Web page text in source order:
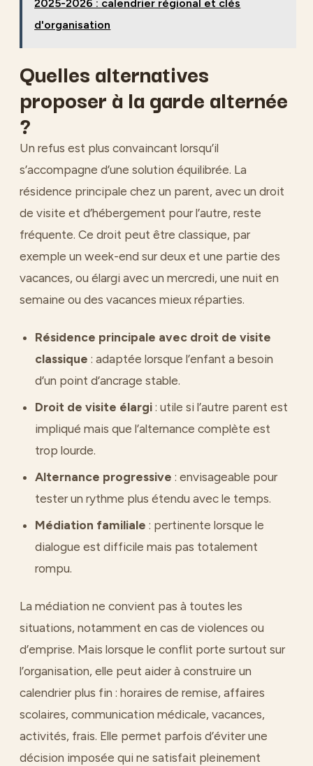
2025-2026 : calendrier régional et clés
d'organisation
Quelles alternatives
proposer à la garde alternée
?
Un refus est plus convaincant lorsqu’il
s’accompagne d’une solution équilibrée. La
résidence principale chez un parent, avec un droit
de visite et d’hébergement pour l’autre, reste
fréquente. Ce droit peut être classique, par
exemple un week-end sur deux et une partie des
vacances, ou élargi avec un mercredi, une nuit en
semaine ou des vacances mieux réparties.
Résidence principale avec droit de visite
classique : adaptée lorsque l’enfant a besoin
d’un point d’ancrage stable.
Droit de visite élargi : utile si l’autre parent est
impliqué mais que l’alternance complète est
trop lourde.
Alternance progressive : envisageable pour
tester un rythme plus étendu avec le temps.
Médiation familiale : pertinente lorsque le
dialogue est difficile mais pas totalement
rompu.
La médiation ne convient pas à toutes les
situations, notamment en cas de violences ou
d’emprise. Mais lorsque le conflit porte surtout sur
l’organisation, elle peut aider à construire un
calendrier plus fin : horaires de remise, affaires
scolaires, communication médicale, vacances,
activités, frais. Elle permet parfois d’éviter une
décision imposée qui ne satisfait pleinement